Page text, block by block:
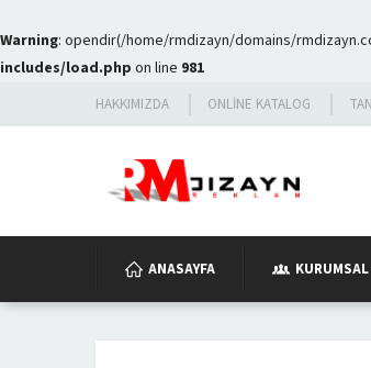
Warning: opendir(/home/rmdizayn/domains/
includes/load.php on line 981
HAKKIMIZDA ONLINE KATALOG
ANASAYFA KURUMSAL